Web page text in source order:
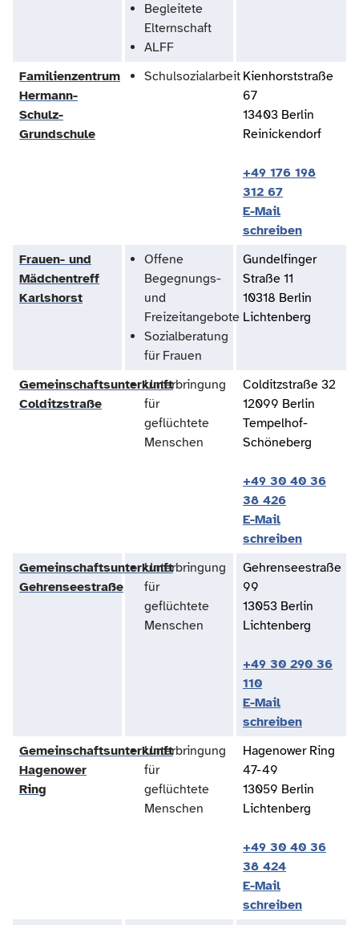
Begleitete
Elternschaft
ALFF
Familienzentrum
Hermann-
Schulz-
Grundschule
Schulsozialarbeit Kienhorststraße
67
13403 Berlin
Reinickendorf
+49 176 198
312 67
E-Mail
schreiben
Frauen- und
Mädchentreff
Karlshorst
Offene
Begegnungs-
und
Freizeitangebote
Sozialberatung
für Frauen
Gundelfinger
Straße 11
10318 Berlin
Lichtenberg
Gemeinschaftsunterkunft
Colditzstraße
Unterbringung
für
geflüchtete
Menschen
Colditzstraße 32
12099 Berlin
Tempelhof-
Schöneberg
+49 30 40 36
38 426
E-Mail
schreiben
Gemeinschaftsunterkunft
Gehrenseestraße
Unterbringung
für
geflüchtete
Menschen
Gehrenseestraße
99
13053 Berlin
Lichtenberg
+49 30 290 36
110
E-Mail
schreiben
Gemeinschaftsunterkunft
Hagenower
Ring
Unterbringung
für
geflüchtete
Menschen
Hagenower Ring
47-49
13059 Berlin
Lichtenberg
+49 30 40 36
38 424
E-Mail
schreiben